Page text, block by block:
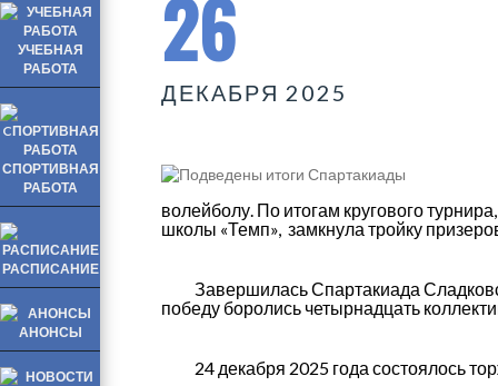
УЧЕБНАЯ
РАБОТА
СПОРТИВНАЯ
РАБОТА
РАСПИСАНИЕ
АНОНСЫ
26
ДЕКАБРЯ 2025
волейболу. По итогам кругового
школы «Темп», замкнула тройку
Завершилась Спартакиада
победу боролись четырнадцать
24 декабря 2025 года состоялось